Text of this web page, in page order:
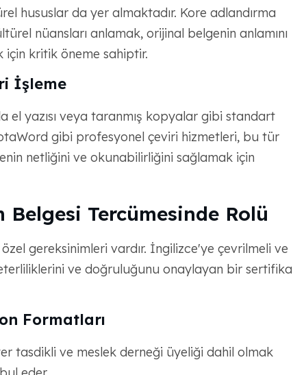
hususlar da yer almaktadır. Kore adlandırma
nüansları anlamak, orijinal belgenin anlamını
için kritik öneme sahiptir.
İşleme
el yazısı veya taranmış kopyalar gibi standart
gibi profesyonel çeviri hizmetleri, bu tür
netliğini ve okunabilirliğini sağlamak için
Belgesi Tercümesinde Rolü
gereksinimleri vardır. İngilizce'ye çevrilmeli ve
ve doğruluğunu onaylayan bir sertifika
Formatları
tasdikli ve meslek derneği üyeliği dahil olmak